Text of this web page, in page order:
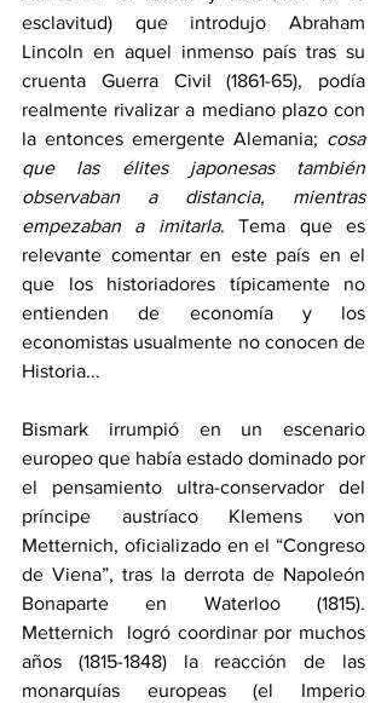
esclavitud) que introdujo Abraham
Lincoln en aquel inmenso país tras su
cruenta Guerra Civil (1861-65), podía
realmente rivalizar a mediano plazo con
la entonces emergente Alemania; cosa
que las élites japonesas también
observaban a distancia, mientras
empezaban a imitarla. Tema que es
relevante comentar en este país en el
que los historiadores típicamente no
entienden de economía y los
economistas usualmente no conocen de
Historia...
Bismark irrumpió en un escenario
europeo que había estado dominado por
el pensamiento ultra-conservador del
príncipe austríaco Klemens von
Metternich, oficializado en el “Congreso
de Viena”, tras la derrota de Napoleón
Bonaparte en Waterloo (1815).
Metternich  logró coordinar por muchos
años (1815-1848) la reacción de las
monarquías europeas (el Imperio